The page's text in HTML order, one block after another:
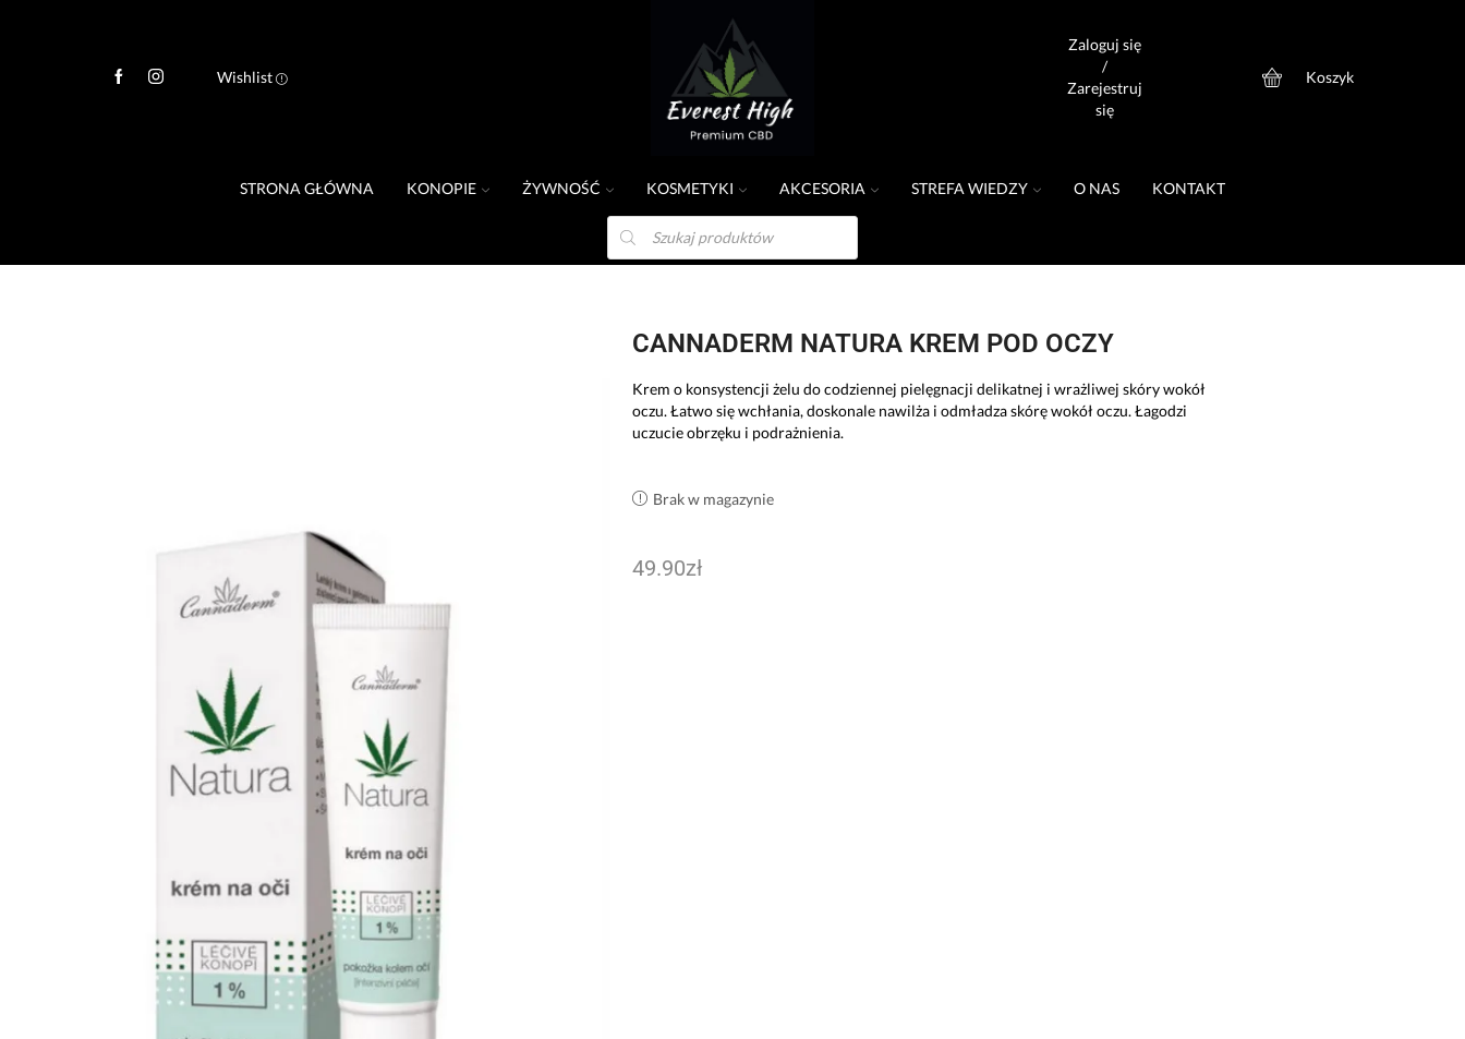
Wishlist
Zaloguj się
/
Zarejestruj
się
Koszyk
STRONA GŁÓWNA KONOPIE ŻYWNOŚĆ KOSMETYKI AKCESORIA STREFA WIEDZY O NAS KONTAKT
CANNADERM NATURA KREM POD OCZY
Krem ​​o konsystencji żelu do codziennej pielęgnacji delikatnej i wrażliwej skóry wokół
oczu. Łatwo się wchłania, doskonale nawilża i odmładza skórę wokół oczu. Łagodzi
uczucie obrzęku i podrażnienia.
Brak w magazynie
49.90zł